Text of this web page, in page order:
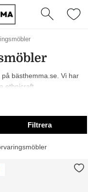
bästhemma.se. Vi har
ethnicraft
färger på ethnicraft
från billiga till mer
Filtrera